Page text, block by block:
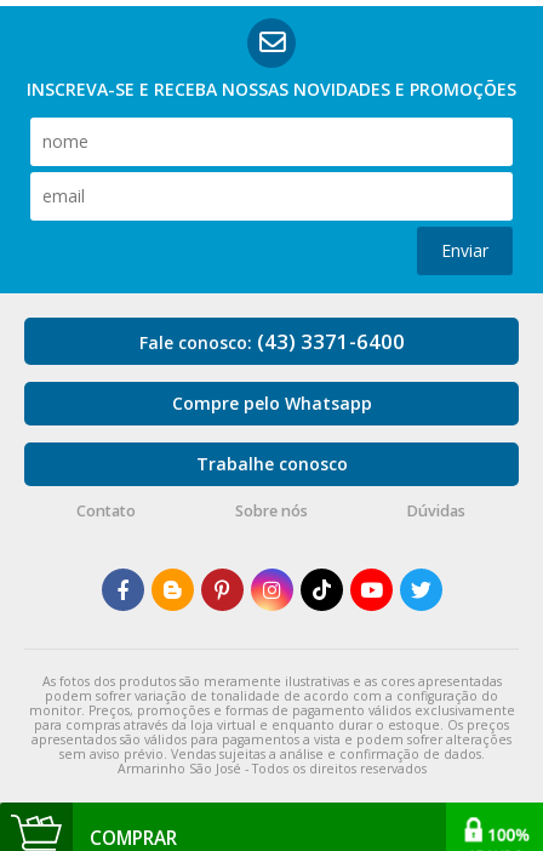
COMPRAR
INSCREVA-SE E RECEBA NOSSAS NOVIDADES E PROMOÇÕES
Enviar
Fale conosco: (43) 3371-6400
Compre pelo Whatsapp
Trabalhe conosco
Contato Sobre nós Dúvidas
As fotos dos produtos são meramente ilustrativas e as cores apresentadas
podem sofrer variação de tonalidade de acordo com a configuração do
monitor. Preços, promoções e formas de pagamento válidos exclusivamente
para compras através da loja virtual e enquanto durar o estoque. Os preços
apresentados são válidos para pagamentos a vista e podem sofrer alterações
sem aviso prévio. Vendas sujeitas a análise e confirmação de dados.
Armarinho São José - Todos os direitos reservados